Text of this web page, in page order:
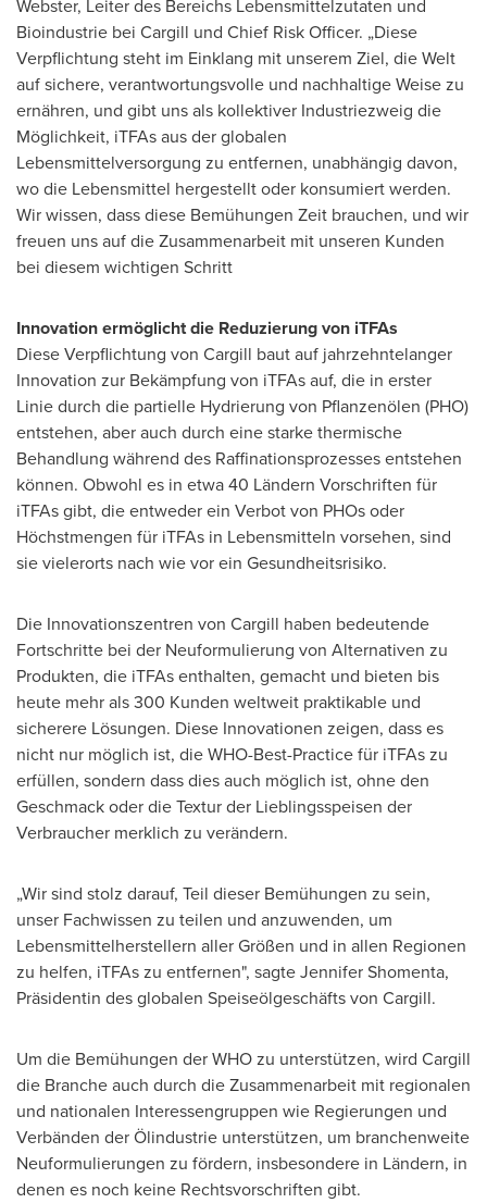
Webster, Leiter des Bereichs Lebensmittelzutaten und
Bioindustrie bei Cargill und Chief Risk Officer. „Diese
Verpflichtung steht im Einklang mit unserem Ziel, die Welt
auf sichere, verantwortungsvolle und nachhaltige Weise zu
ernähren, und gibt uns als kollektiver Industriezweig die
Möglichkeit, iTFAs aus der globalen
Lebensmittelversorgung zu entfernen, unabhängig davon,
wo die Lebensmittel hergestellt oder konsumiert werden.
Wir wissen, dass diese Bemühungen Zeit brauchen, und wir
freuen uns auf die Zusammenarbeit mit unseren Kunden
bei diesem wichtigen Schritt
Innovation ermöglicht die Reduzierung von iTFAs
Diese Verpflichtung von Cargill baut auf jahrzehntelanger
Innovation zur Bekämpfung von iTFAs auf, die in erster
Linie durch die partielle Hydrierung von Pflanzenölen (PHO)
entstehen, aber auch durch eine starke thermische
Behandlung während des Raffinationsprozesses entstehen
können. Obwohl es in etwa 40 Ländern Vorschriften für
iTFAs gibt, die entweder ein Verbot von PHOs oder
Höchstmengen für iTFAs in Lebensmitteln vorsehen, sind
sie vielerorts nach wie vor ein Gesundheitsrisiko.
Die Innovationszentren von Cargill haben bedeutende
Fortschritte bei der Neuformulierung von Alternativen zu
Produkten, die iTFAs enthalten, gemacht und bieten bis
heute mehr als 300 Kunden weltweit praktikable und
sicherere Lösungen. Diese Innovationen zeigen, dass es
nicht nur möglich ist, die WHO-Best-Practice für iTFAs zu
erfüllen, sondern dass dies auch möglich ist, ohne den
Geschmack oder die Textur der Lieblingsspeisen der
Verbraucher merklich zu verändern.
„Wir sind stolz darauf, Teil dieser Bemühungen zu sein,
unser Fachwissen zu teilen und anzuwenden, um
Lebensmittelherstellern aller Größen und in allen Regionen
zu helfen, iTFAs zu entfernen", sagteJennifer Shomenta,
Präsidentin des globalen Speiseölgeschäfts von Cargill.
Um die Bemühungen der WHO zu unterstützen, wird Cargill
die Branche auch durch die Zusammenarbeit mit regionalen
und nationalen Interessengruppen wie Regierungen und
Verbänden der Ölindustrie unterstützen, um branchenweite
Neuformulierungen zu fördern, insbesondere in Ländern, in
denen es noch keine Rechtsvorschriften gibt.